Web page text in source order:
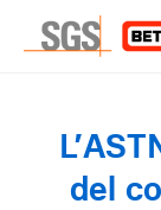
del